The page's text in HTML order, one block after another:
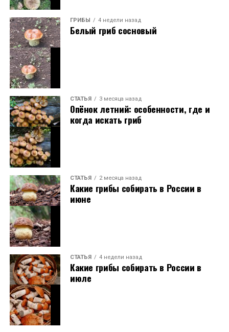
ГРИБЫ 4 недели назад
Белый гриб сосновый
СТАТЬЯ 3 месяца назад
Опёнок летний: особенности, где и
когда искать гриб
СТАТЬЯ 2 месяца назад
Какие грибы собирать в России в
июне
СТАТЬЯ 4 недели назад
Какие грибы собирать в России в
июле